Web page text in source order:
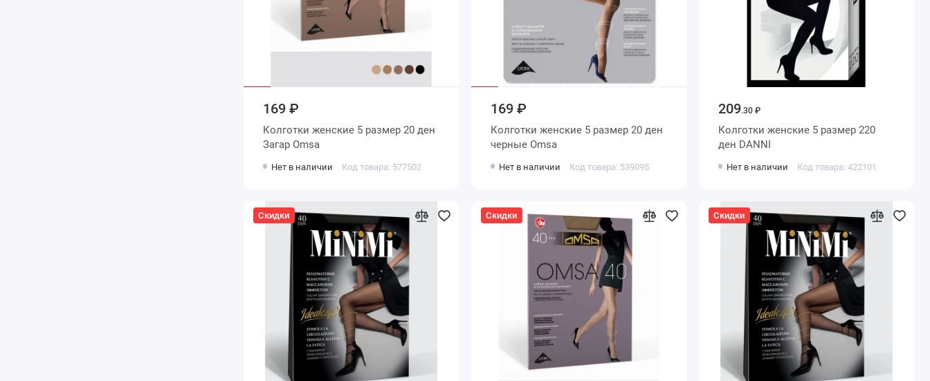
169 ₽
Колготки женские 5 размер 20 ден
Загар Omsa
Нет в наличии Код товара: 577502
169 ₽
Колготки женские 5 размер 20 ден
черные Omsa
Нет в наличии Код товара: 539095
209.30 ₽
Колготки женские 5 размер 220
ден DANNI
Нет в наличии Код товара: 422101
Скидки Скидки Скидки